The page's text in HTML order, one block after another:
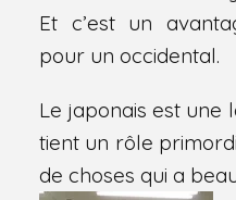
Et c’est un
pour un occidental.
Le japonais est une
tient un rôle
de choses qui a